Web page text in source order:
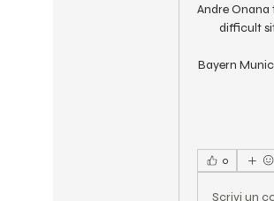
Andre Onana
difficult
Bayern
0
Scrivi un